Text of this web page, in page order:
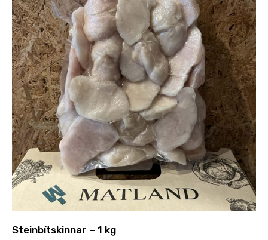
Matarmarkaður
Styrkja
Hafa samband
Steinbítskinnar – 1 kg